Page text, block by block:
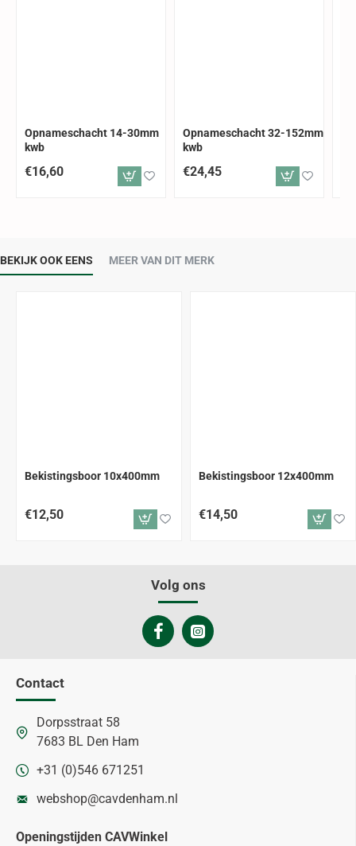
Opnameschacht 14-30mm
kwb
€16,60
Opnameschacht 32-152mm
kwb
€24,45
BEKIJK OOK EENS MEER VAN DIT MERK
Bekistingsboor 10x400mm
€12,50
Bekistingsboor 12x400mm
€14,50
Volg ons
Contact
Dorpsstraat 58
7683 BL Den Ham
+31 (0)546 671251
webshop@cavdenham.nl
Openingstijden CAVWinkel